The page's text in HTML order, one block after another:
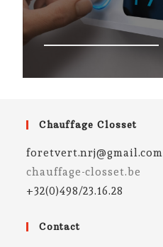
Chauffage Closset
foretvert.nrj@gmail.com
chauffage-closset.be
+32(0)498/23.16.28
Contact